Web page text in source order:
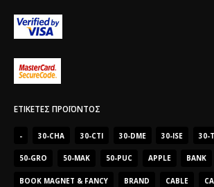
ΕΤΙΚΈΤΕΣ ΠΡΟΪΌΝΤΟΣ
- 30-CHA 30-CTI 30-DME 30-ISE 30-
50-GRO 50-MAK 50-PUC APPLE BANK
BOOK MAGNET & FANCY BRAND CABLE